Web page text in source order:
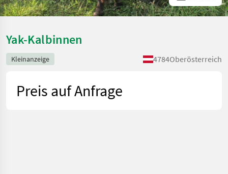
Yak-Kalbinnen
Kleinanzeige 4784Oberösterreich
Preis auf Anfrage